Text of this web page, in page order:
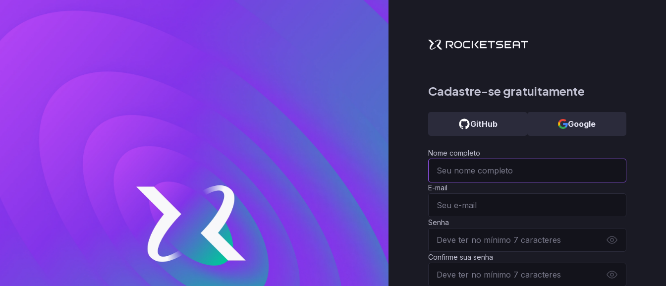
Cadastre-se gratuitamente
GitHub Google
Nome completo
E-mail
Senha
Confirme sua senha